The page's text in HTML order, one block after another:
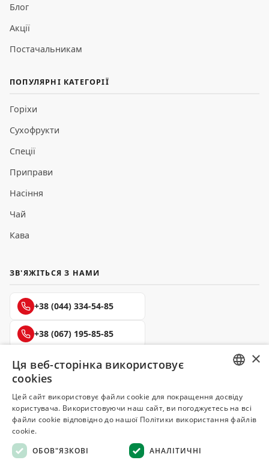
Блог
Акції
Постачальникам
ПОПУЛЯРНІ КАТЕГОРІЇ
Горіхи
Сухофрукти
Спеції
Приправи
Насіння
Чай
Кава
ЗВ'ЯЖІТЬСЯ З НАМИ
+38 (044) 334-54-85
+38 (067) 195-85-85
+38 (050) 145-85-45
СПЕЦІЇ ТА ПРЯНОЩІ
UKRAINIAN
×
Ця веб-сторінка використовує
cookies
Цей сайт використовує файли cookie для покращення досвіду
користувача. Використовуючи наш сайт, ви погоджуєтесь на всі
файли cookie відповідно до нашої Політики використання файлів
cookie.
ОБОВ"ЯЗКОВІ
АНАЛІТИЧНІ